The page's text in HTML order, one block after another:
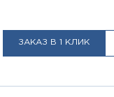
ЗАКАЗ В 1 КЛИК